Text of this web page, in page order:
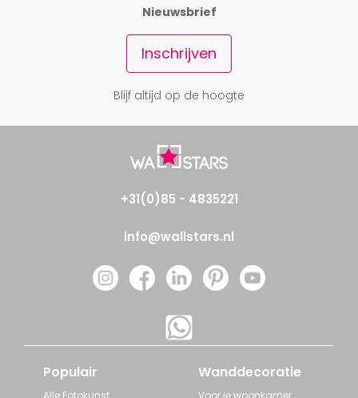
Nieuwsbrief
Inschrijven
Blijf altijd op de hoogte
+31(0)85 - 4835221
info@wallstars.nl
Populair
Alle Fotokunst
Wanddecoratie
Voor je woonkamer